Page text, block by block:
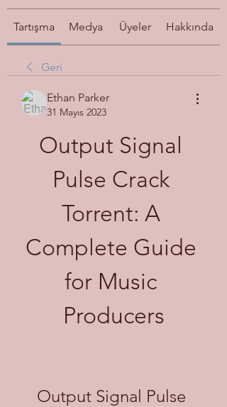
Tartışma Medya Üyeler Hakkında
Geri
Ethan Parker
31 Mayıs 2023
Output Signal
Pulse Crack
Torrent: A
Complete Guide
for Music
Producers
Output Signal Pulse